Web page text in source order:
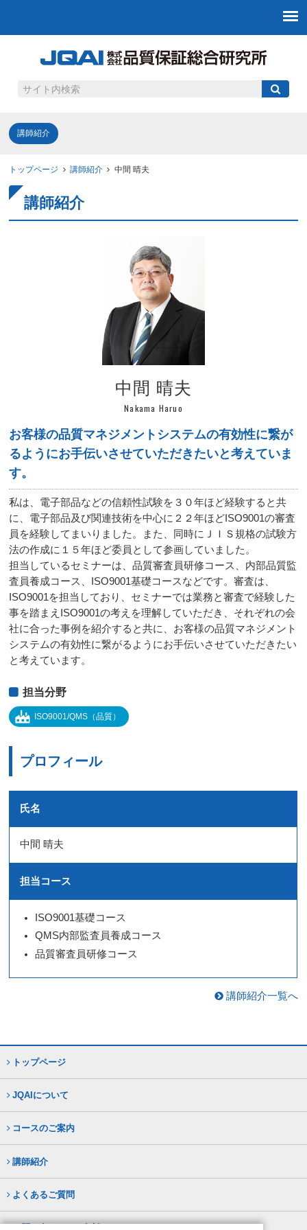
講師紹介
トップページ 講師紹介 中間 晴夫
講師紹介
中間 晴夫
Nakama Haruo
お客様の品質マネジメントシステムの有効性に繋が
るようにお手伝いさせていただきたいと考えていま
す。
私は、電子部品などの信頼性試験を３０年ほど経験すると共
に、電子部品及び関連技術を中心に２２年ほどISO9001の審査
員を経験してまいりました。また、同時にＪＩＳ規格の試験方
法の作成に１５年ほど委員として参画していました。
担当しているセミナーは、品質審査員研修コース、内部品質監
査員養成コース、ISO9001基礎コースなどです。審査は、
ISO9001を担当しており、セミナーでは業務と審査で経験した
事を踏まえISO9001の考えを理解していただき、それぞれの会
社に合った事例を紹介すると共に、お客様の品質マネジメント
システムの有効性に繋がるようにお手伝いさせていただきたい
と考えています。
担当分野
ISO9001/QMS（品質）
プロフィール
氏名
中間 晴夫
担当コース
ISO9001基礎コース
QMS内部監査員養成コース
品質審査員研修コース
講師紹介一覧へ
トップページ
JQAIについて
コースのご案内
講師紹介
よくあるご質問